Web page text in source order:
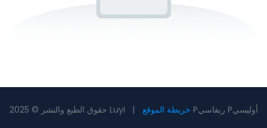
حقوق الطبع والنشر © 2025 Luyi | Pريفاسي Pأوليسي